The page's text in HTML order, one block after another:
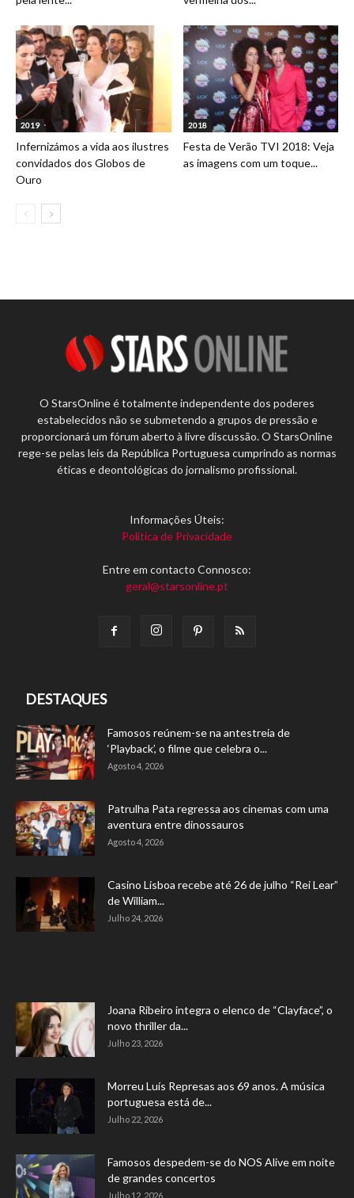
2019
Infernizámos a vida aos ilustres
convidados dos Globos de
Ouro
2018
Festa de Verão TVI 2018: Veja
as imagens com um toque...
O StarsOnline é totalmente independente dos poderes
estabelecidos não se submetendo a grupos de pressão e
proporcionará um fórum aberto à livre discussão. O StarsOnline
rege-se pelas leis da República Portuguesa cumprindo as normas
éticas e deontológicas do jornalismo profissional.
Informações Úteis:
Política de Privacidade
Entre em contacto Connosco:
geral@starsonline.pt
DESTAQUES
Famosos reúnem-se na antestreia de
‘Playback’, o filme que celebra o...
Agosto 4, 2026
Patrulha Pata regressa aos cinemas com uma
aventura entre dinossauros
Agosto 4, 2026
Casino Lisboa recebe até 26 de julho “Rei Lear”
de William...
Julho 24, 2026
Joana Ribeiro integra o elenco de “Clayface”, o
novo thriller da...
Julho 23, 2026
Morreu Luís Represas aos 69 anos. A música
portuguesa está de...
Julho 22, 2026
Famosos despedem-se do NOS Alive em noite
de grandes concertos
Julho 12, 2026